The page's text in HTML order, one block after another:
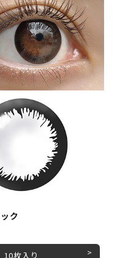
ク
10枚入り